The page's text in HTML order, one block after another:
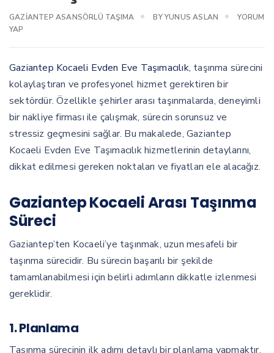
GAZIANTEP ASANSÖRLÜ TAŞIMA BYYUNUS ASLAN
YORUM
YAP
Gaziantep Kocaeli Evden Eve Taşımacılık, taşınma sürecini
kolaylaştıran ve profesyonel hizmet gerektiren bir
sektördür. Özellikle şehirler arası taşınmalarda, deneyimli
bir nakliye firması ile çalışmak, sürecin sorunsuz ve
stressiz geçmesini sağlar. Bu makalede, Gaziantep
Kocaeli Evden Eve Taşımacılık hizmetlerinin detaylarını,
dikkat edilmesi gereken noktaları ve fiyatları ele alacağız.
Gaziantep Kocaeli Arası Taşınma
Süreci
Gaziantep’ten Kocaeli’ye taşınmak, uzun mesafeli bir
taşınma sürecidir. Bu sürecin başarılı bir şekilde
tamamlanabilmesi için belirli adımların dikkatle izlenmesi
gereklidir.
1. Planlama
Taşınma sürecinin ilk adımı detaylı bir planlama yapmaktır.